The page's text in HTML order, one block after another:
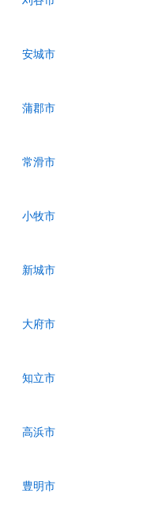
安城市
蒲郡市
常滑市
小牧市
新城市
大府市
知立市
高浜市
豊明市